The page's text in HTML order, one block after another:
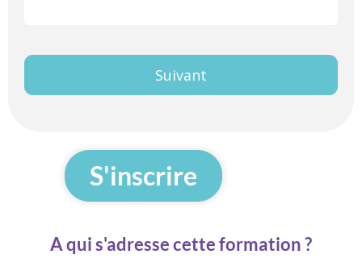
Premier
Suivant
S'inscrire
A qui s'adresse cette formation ?